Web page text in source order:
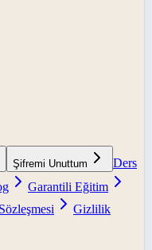
Şifremi Unuttum
Ders
Garantili Eğitim
Gizlilik